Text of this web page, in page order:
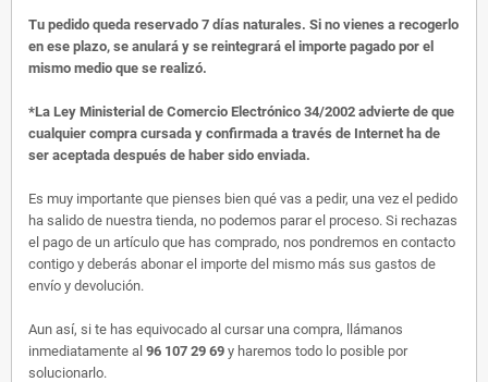
Tu pedido queda reservado 7 días naturales. Si no vienes a recogerlo
en ese plazo, se anulará y se reintegrará el importe pagado por el
mismo medio que se realizó.
*La Ley Ministerial de Comercio Electrónico 34/2002 advierte de que
cualquier compra cursada y confirmada a través de Internet ha de
ser aceptada después de haber sido enviada.
Es muy importante que pienses bien qué vas a pedir, una vez el pedido
ha salido de nuestra tienda, no podemos parar el proceso. Si rechazas
el pago de un artículo que has comprado, nos pondremos en contacto
contigo y deberás abonar el importe del mismo más sus gastos de
envío y devolución.
Aun así, si te has equivocado al cursar una compra, llámanos
inmediatamente al 96 107 29 69 y haremos todo lo posible por
solucionarlo.